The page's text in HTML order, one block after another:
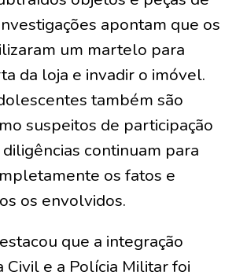
apontam que os
um martelo para
da loja e invadir o imóvel.
também são
suspeitos de participação
diligências continuam para
os fatos e
os envolvidos.
que a integração
Civil e a Polícia Militar foi